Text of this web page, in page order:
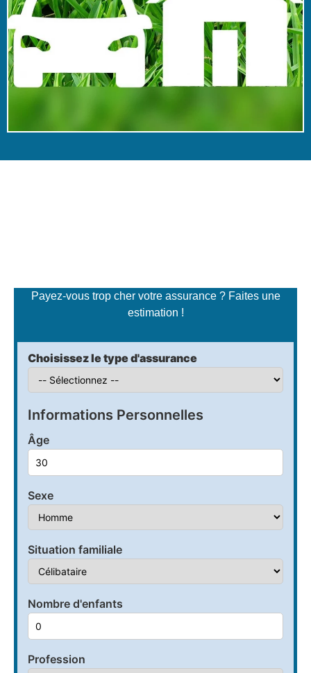
Payez-vous trop cher votre assurance ? Faites une
estimation !
Choisissez le type d'assurance
Informations Personnelles
Âge
Sexe
Situation familiale
Nombre d'enfants
Profession